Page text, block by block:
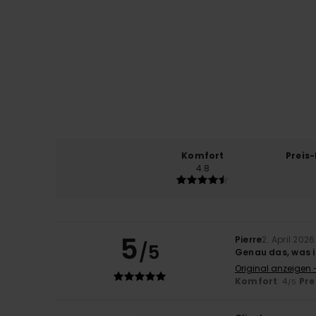
Komfort
4.8
5/5 Pierre2. April 2026
Genau das, was
Original anzeigen
Komfort: 4/5